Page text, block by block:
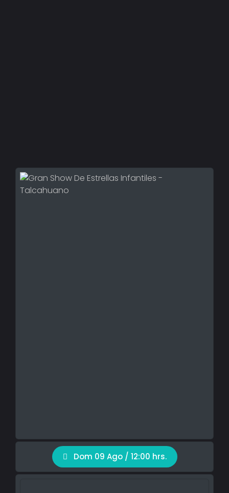
Dom 09 Ago / 12:00 hrs.